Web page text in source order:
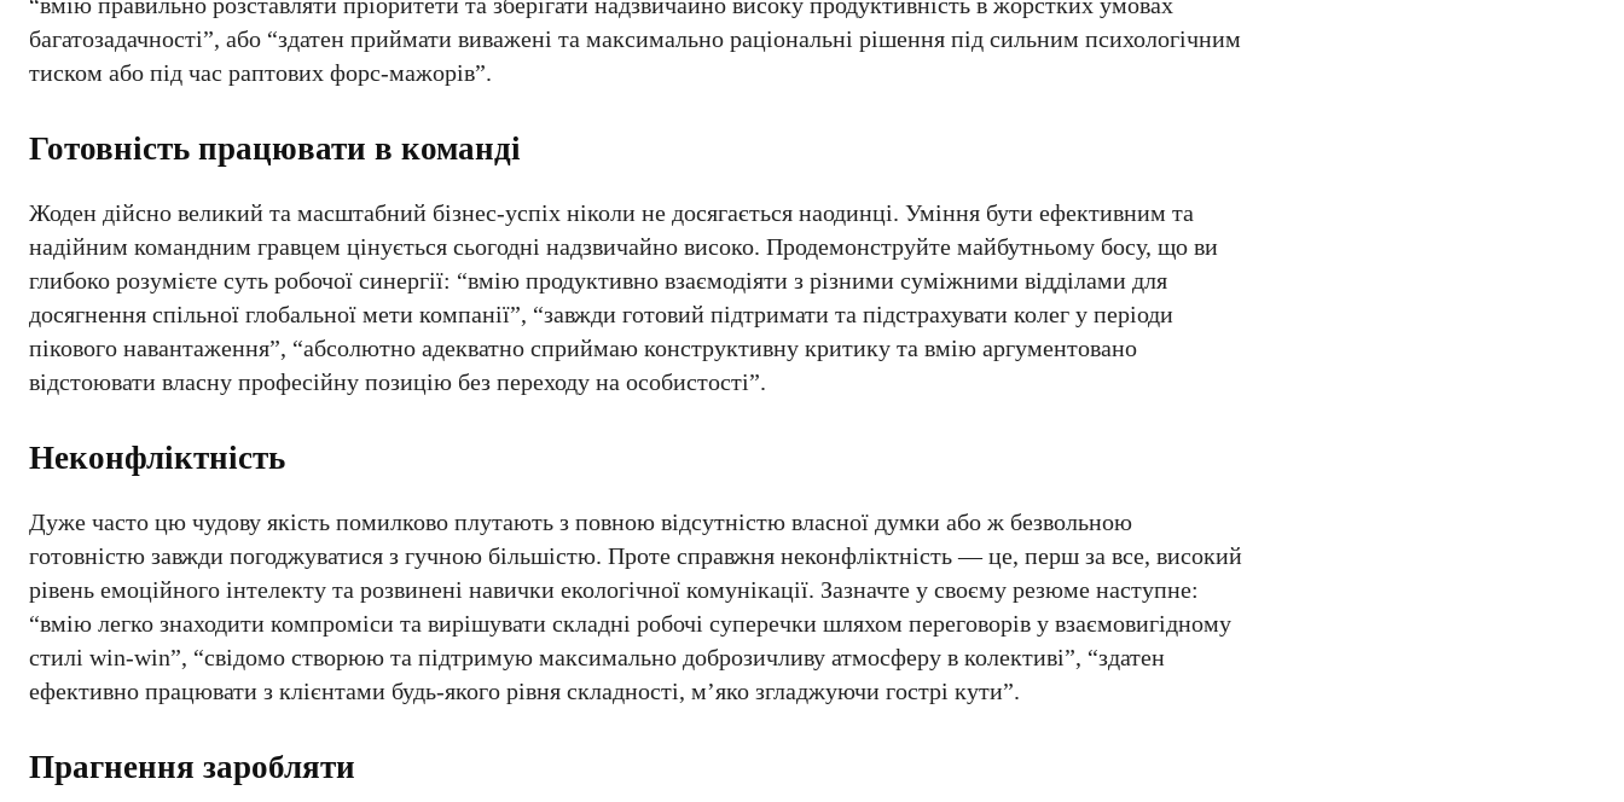
багатозадачності”, або “здатен приймати виважені та максимально раціональні рішення під сильним психологічним
тиском або під час раптових форс-мажорів”.
Готовність працювати в команді
Жоден дійсно великий та масштабний бізнес-успіх ніколи не досягається наодинці. Уміння бути ефективним та
надійним командним гравцем цінується сьогодні надзвичайно високо. Продемонструйте майбутньому босу, що ви
глибоко розумієте суть робочої синергії: “вмію продуктивно взаємодіяти з різними суміжними відділами для
досягнення спільної глобальної мети компанії”, “завжди готовий підтримати та підстрахувати колег у періоди
пікового навантаження”, “абсолютно адекватно сприймаю конструктивну критику та вмію аргументовано
відстоювати власну професійну позицію без переходу на особистості”.
Неконфліктність
Дуже часто цю чудову якість помилково плутають з повною відсутністю власної думки або ж безвольною
готовністю завжди погоджуватися з гучною більшістю. Проте справжня неконфліктність — це, перш за все, високий
рівень емоційного інтелекту та розвинені навички екологічної комунікації. Зазначте у своєму резюме наступне:
“вмію легко знаходити компроміси та вирішувати складні робочі суперечки шляхом переговорів у взаємовигідному
стилі win-win”, “свідомо створюю та підтримую максимально доброзичливу атмосферу в колективі”, “здатен
ефективно працювати з клієнтами будь-якого рівня складності, м’яко згладжуючи гострі кути”.
Прагнення заробляти